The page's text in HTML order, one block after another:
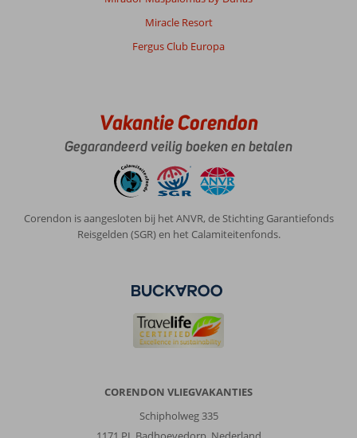
Miracle Resort
Fergus Club Europa
Vakantie Corendon
Gegarandeerd veilig boeken en betalen
Corendon is aangesloten bij het ANVR, de Stichting Garantiefonds
Reisgelden (SGR) en het Calamiteitenfonds.
CORENDON VLIEGVAKANTIES
Schipholweg 335